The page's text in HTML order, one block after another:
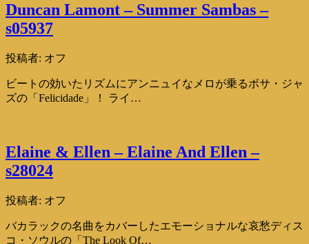
Duncan Lamont – Summer Sambas –
s05937
投稿者: オフ
ビートの効いたリズムにアンニュイなメロが乗るボサ・ジャ
ズの「Felicidade」！ ライ…
Elaine & Ellen – Elaine And Ellen –
s28024
投稿者: オフ
バカラックの名曲をカバーしたエモーショナルな哀愁ディス
コ・ソウルの「The Look Of…